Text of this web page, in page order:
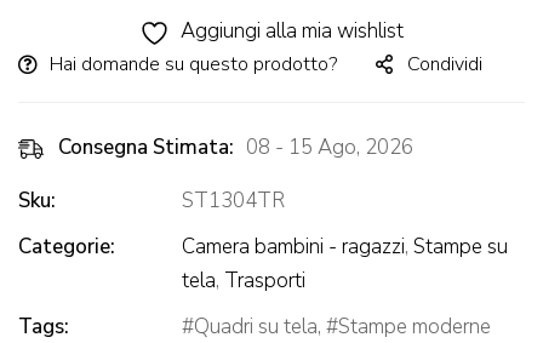
Aggiungi alla mia wishlist
Hai domande su questo prodotto? Condividi
Consegna Stimata: 08 - 15 Ago, 2026
Sku:
ST1304TR
Categorie:
Camera bambini - ragazzi, Stampe su
tela, Trasporti
Tags:
Quadri su tela, Stampe moderne